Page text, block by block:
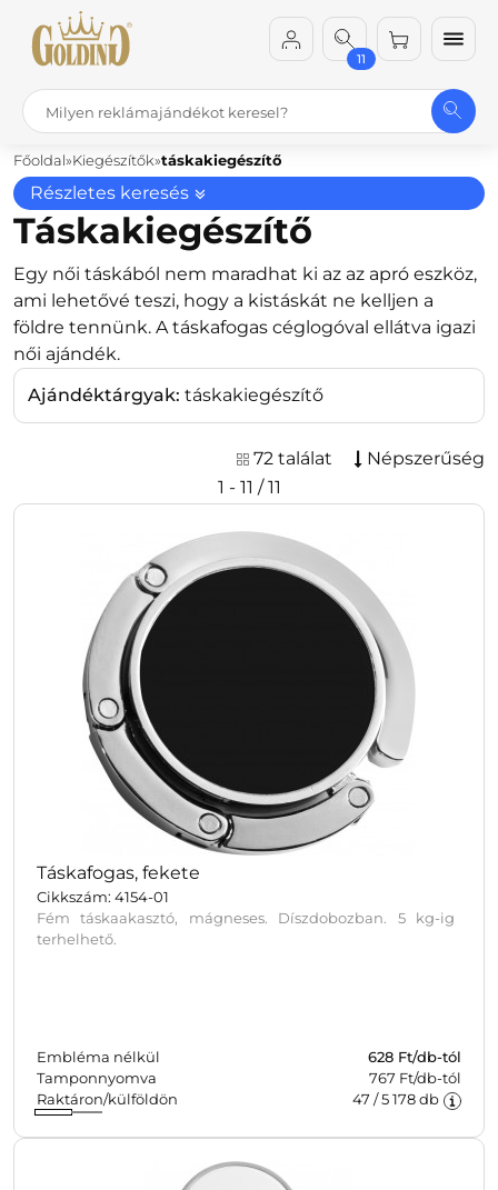
11
Főoldal Kiegészítők táskakiegészítő
Részletes keresés
Táskakiegészítő
Egy női táskából nem maradhat ki az az apró eszköz,
ami lehetővé teszi, hogy a kistáskát ne kelljen a
földre tennünk. A táskafogas céglogóval ellátva igazi
női ajándék.
Ajándéktárgyak: táskakiegészítő
72 találat
Népszerűség
1 - 11 / 11
Táskafogas, fekete
Cikkszám: 4154-01
Fém táskaakasztó, mágneses. Díszdobozban. 5 kg-ig
terhelhető.
Embléma nélkül 628 Ft/db-tól
Tamponnyomva
767 Ft/db-tól
Raktáron/külföldön
47 /5 178db